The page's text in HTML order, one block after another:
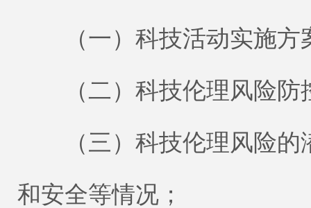
（一）科技活动实施方
（二）科技伦理风险防
（三）科技伦理风险的
和安全等情况；